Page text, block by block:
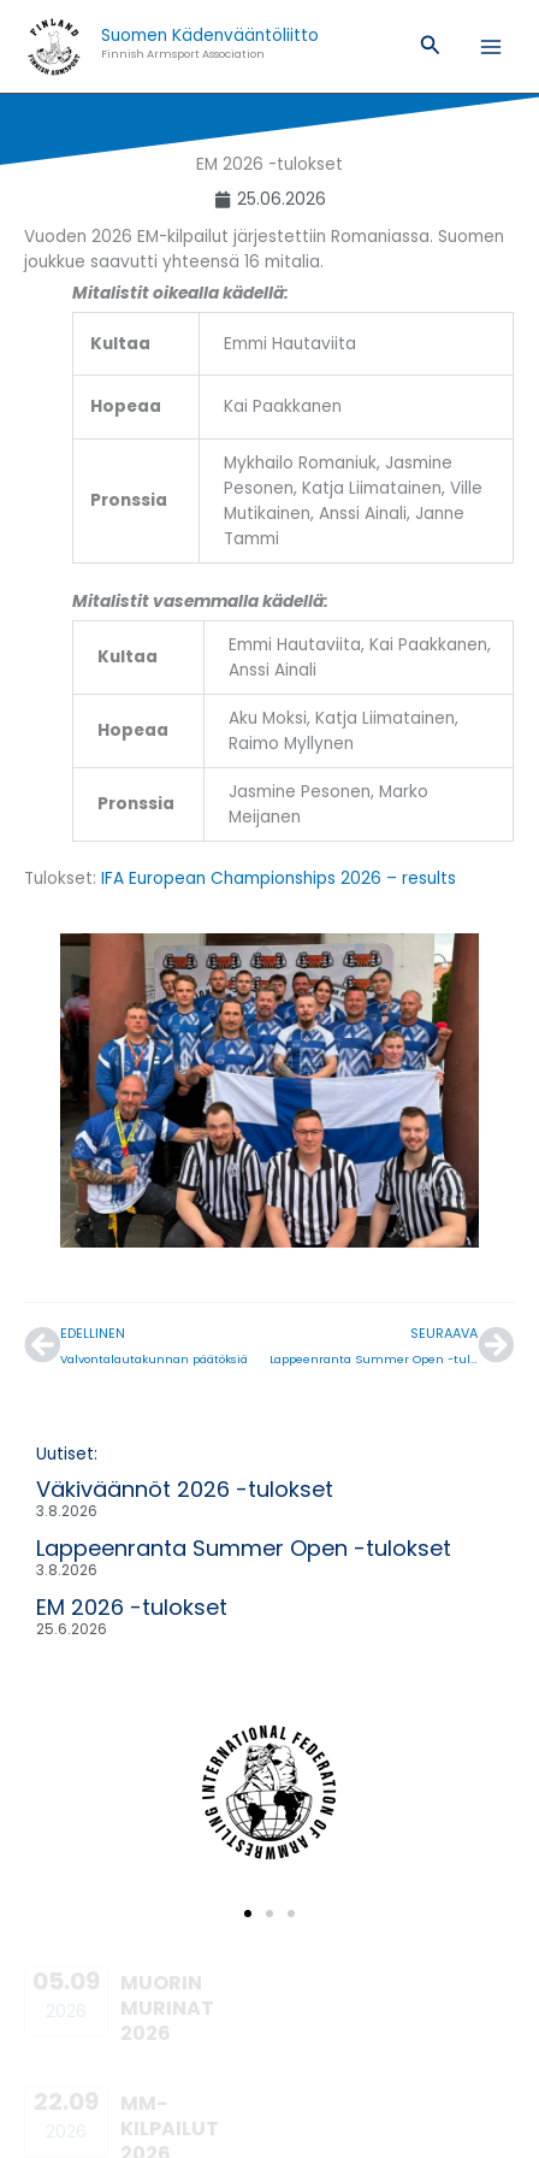
sisältöön
Suomen Kädenvääntöliitto
Finnish Armsport Association Hae
EM 2026 -tulokset
25.06.2026
Vuoden 2026 EM-kilpailut järjestettiin Romaniassa. Suomen
joukkue saavutti yhteensä 16 mitalia.
Mitalistit oikealla kädellä:
Kultaa Emmi Hautaviita
Hopeaa Kai Paakkanen
Pronssia
Mykhailo Romaniuk, Jasmine
Pesonen, Katja Liimatainen, Ville
Mutikainen, Anssi Ainali, Janne
Tammi
Mitalistit vasemmalla kädellä:
Kultaa
Emmi Hautaviita, Kai Paakkanen,
Anssi Ainali
Hopeaa
Aku Moksi, Katja Liimatainen,
Raimo Myllynen
Pronssia
Jasmine Pesonen, Marko
Meijanen
Tulokset: IFA European Championships 2026 – results
Prev
EDELLINEN
Valvontalautakunnan päätöksiä
SEURAAVA
Lappeenranta Summer Open -tulokset
Uutiset:
Väkiväännöt 2026 -tulokset
3.8.2026
Lappeenranta Summer Open -tulokset
3.8.2026
EM 2026 -tulokset
25.6.2026
05.09
2026
MUORIN
MURINAT
2026
22.09
2026
MM-
KILPAILUT